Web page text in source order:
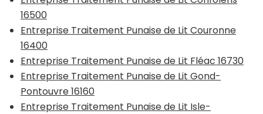
16500
Entreprise Traitement Punaise de Lit Couronne
16400
Entreprise Traitement Punaise de Lit Fléac 16730
Entreprise Traitement Punaise de Lit Gond-
Pontouvre 16160
Entreprise Traitement Punaise de Lit Isle-